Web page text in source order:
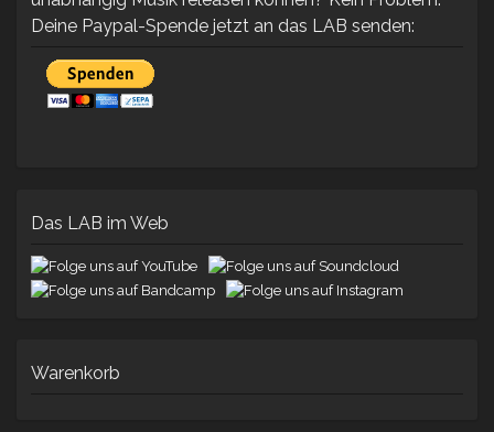
Deine Paypal-Spende jetzt an das LAB senden:
Das LAB im Web
Warenkorb